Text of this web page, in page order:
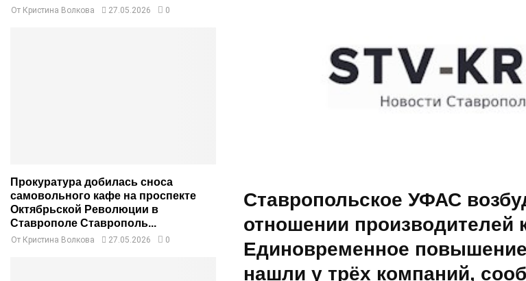
Ставропольское УФАС
отношении производителей
Единовременное
нашли у трёх компаний,
От Кристина Волкова 27.05.2026 0
Прокуратура добилась сноса
самовольного кафе на проспекте
Октябрьской Революции в
Ставрополе Ставрополь...
От Кристина Волкова 27.05.2026 0